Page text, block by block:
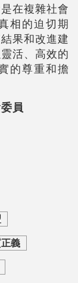
在複雜社會
相的迫切期
果和改進建
活、高效的
的尊重和擔
員
義